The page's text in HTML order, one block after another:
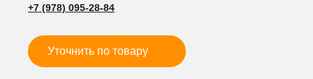
+7 (978) 095-28-84
Уточнить по товару